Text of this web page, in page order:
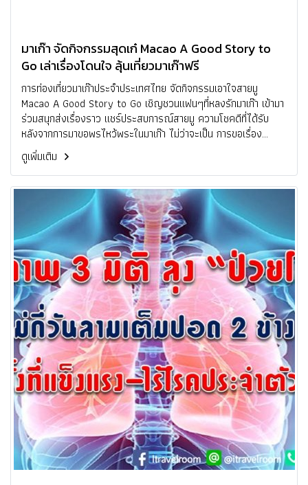
มาเก๊า จัดกิจกรรมสุดเก๋ Macao A Good Story to
Go เล่าเรื่องโดนใจ ลุ้นเที่ยวมาเก๊าฟรี
การท่องเที่ยวมาเก๊าประจำประเทศไทย จัดกิจกรรมเอาใจสายมู
Macao A Good Story to Go เชิญชวนแฟนๆที่หลงรักมาเก๊า เข้ามา
ร่วมสนุกส่งเรื่องราว แชร์ประสบการณ์สายมู ความโชคดีที่ได้รับ
หลังจากการมาขอพรไหว้พระในมาเก๊า ไม่ว่าจะเป็น การขอเรื่อง
ครอบครัว ขอโชค ขอลาภ ของาน ขอแฟน ขอแล้วสำเร็จ ส่งเรื่อง
ราวมาแชร์ประสบการณ์ผ่านทาง Facebook การท่องเที่ยวมาเก๊า
ประจำประเทศไทย เริ่มตั้งแต่วันนี้ ไปจนถึง 31 กรกฎาคม 2563 นี้
เรื่องราวไหนโดนใจที่สุด รับไปเลยตั๋วเครื่องบิน ไป-กลับเที่ยวมาเก๊า
แถมได้ขอพรเพิ่มกันแบบฟินๆ จำนวน 1 รางวัล (รางวัลละ 2 ที่นั่ง)
มูลค่ารวม 30,000 บาท (สามารถใช้เดินทางได้ก่อน 31 ธันวาคม
2564) โดยจะประกาศผลผู้โชคดีทางแฟนเพจ การท่องเที่ยวมาเก๊า
ประจำประเทศไทย ในวันที่ 7 สิงหาคม พ.ศ. 2563 เวลา 18.00 น.
เป็นต้นไป
ดูเพิ่มเติม